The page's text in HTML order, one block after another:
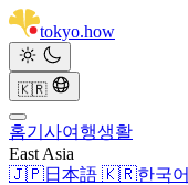
tokyo.how
🇰🇷
홈기사여행생활
East Asia
🇯🇵日本語 🇰🇷한국어